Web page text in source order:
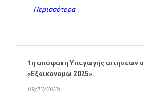
Περισσότερα
1η απόφαση Υπαγωγής αιτήσεων
«Εξοικονομώ 2025».
09/12/2025